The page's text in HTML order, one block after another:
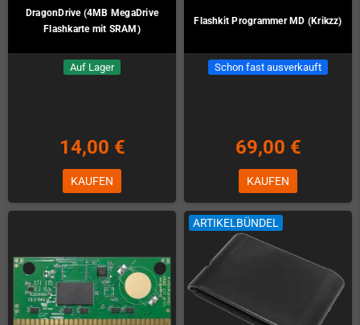
DragonDrive (4MB MegaDrive
Flashkarte mit SRAM)
Auf Lager
14,00 €
KAUFEN
Flashkit Programmer MD (Krikzz)
Schon fast ausverkauft
69,00 €
KAUFEN
ARTIKELBÜNDEL